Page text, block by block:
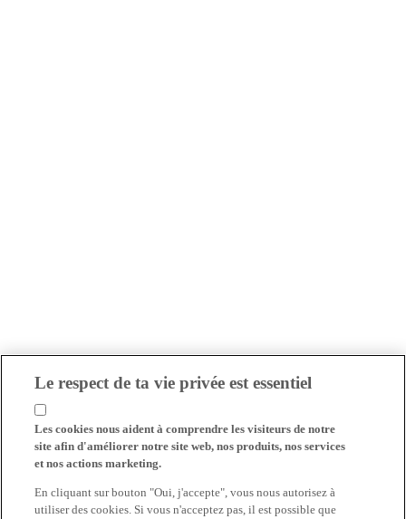
Le respect de ta vie privée est essentiel
Les cookies nous aident à comprendre les visiteurs de notre
site afin d'améliorer notre site web, nos produits, nos services
et nos actions marketing.
En cliquant sur bouton "Oui, j'accepte", vous nous autorisez à
utiliser des cookies. Si vous n'acceptez pas, il est possible que